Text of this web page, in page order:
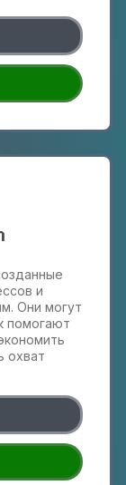
и
Они могут
помогают
охват